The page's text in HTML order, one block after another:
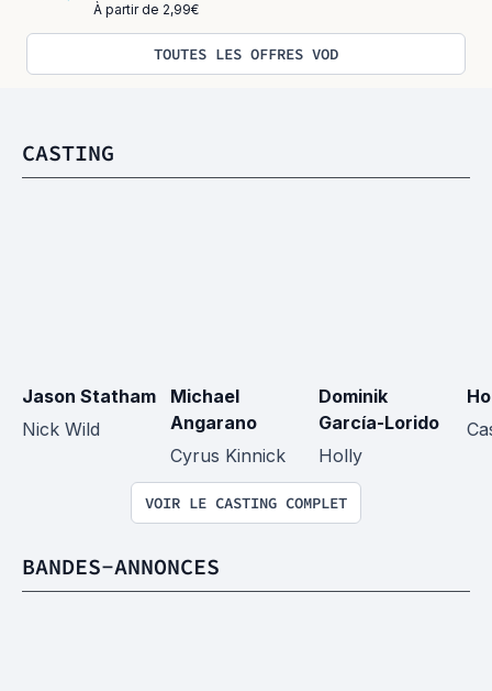
À partir de 2,99€
TOUTES LES OFFRES VOD
CASTING
Jason Statham
Nick Wild
Michael
Angarano
Cyrus Kinnick
Dominik
García-Lorido
Holly
VOIR LE CASTING COMPLET
BANDES-ANNONCES